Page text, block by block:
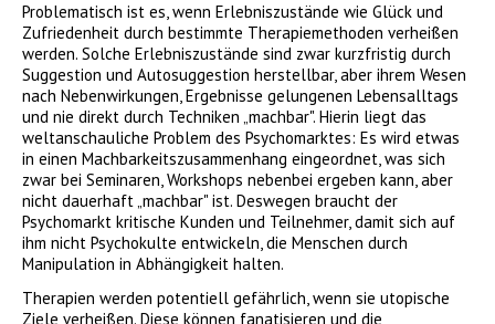
Problematisch ist es, wenn Erlebniszustände wie Glück und
Zufriedenheit durch bestimmte Therapiemethoden verheißen
werden. Solche Erlebniszustände sind zwar kurzfristig durch
Suggestion und Autosuggestion herstellbar, aber ihrem Wesen
nach Nebenwirkungen, Ergebnisse gelungenen Lebensalltags
und nie direkt durch Techniken „machbar". Hierin liegt das
weltanschauliche Problem des Psychomarktes: Es wird etwas
in einen Machbarkeitszusammenhang eingeordnet, was sich
zwar bei Seminaren, Workshops nebenbei ergeben kann, aber
nicht dauerhaft „machbar" ist. Deswegen braucht der
Psychomarkt kritische Kunden und Teilnehmer, damit sich auf
ihm nicht Psychokulte entwickeln, die Menschen durch
Manipulation in Abhängigkeit halten.
Therapien werden potentiell gefährlich, wenn sie utopische
Ziele verheißen. Diese können fanatisieren und die